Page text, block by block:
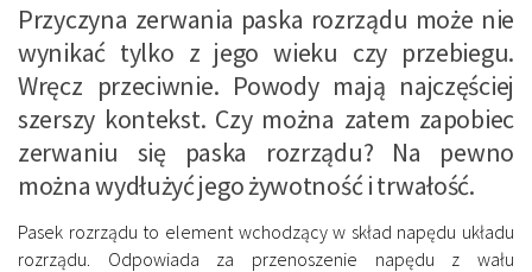
Przyczyna zerwania paska rozrządu może nie
wynikać tylko z jego wieku czy przebiegu.
Wręcz przeciwnie. Powody mają najczęściej
szerszy kontekst. Czy można zatem zapobiec
zerwaniu się paska rozrządu? Na pewno
można wydłużyć jego żywotność i trwałość.
Pasek rozrządu to element wchodzący w skład napędu układu
rozrządu. Odpowiada za przenoszenie napędu z wału